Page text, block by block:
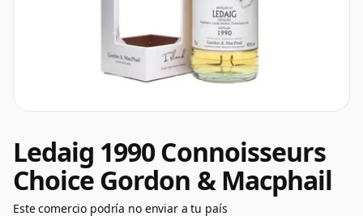
Ledaig 1990 Connoisseurs
Choice Gordon & Macphail
Este comercio podría no enviar a tu país